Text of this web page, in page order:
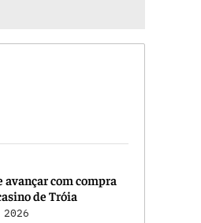
avançar com compra
de Tróia
2026